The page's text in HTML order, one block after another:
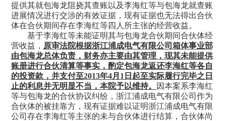
提供其就包海龙阻挠其查账以及李海红等与包海龙就查账
进展情况进行交涉的有效证据，现有证据也无法得出合伙
体在合伙期间存在李海红等四人所主张的经营收益。
基于李海红等未能证明其与包海龙合伙期间合伙体经
营收益， 原审法院根据浙江浦成电气有限公司箱体事业部
由包海龙总体负责，财务亦主要由其管理，现其未能提供
账册进行合伙清算等事实，酌定包海龙返还李海红等各自
的投资款，并支付至2013年4月1日起至实际履行完毕之日
止的利息并无明显不当，本院予以维持。
因本案系李海红
等与包海龙的合伙协议纠纷，浙江浦成电气有限公司作为
合伙体的被挂靠方，现有证据难以证明浙江浦成电气有限
公司存在李海红等主张的未与合伙体进行结算，合伙体尚